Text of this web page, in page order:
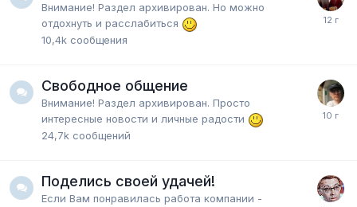
Внимание! Раздел архивирован. Но можно
отдохнуть и расслабиться
10,4k сообщения
Свободное общение
Внимание! Раздел архивирован. Просто
интересные новости и личные радости
24,7k сообщений
Поделись своей удачей!
Если Вам понравилась работа компании -